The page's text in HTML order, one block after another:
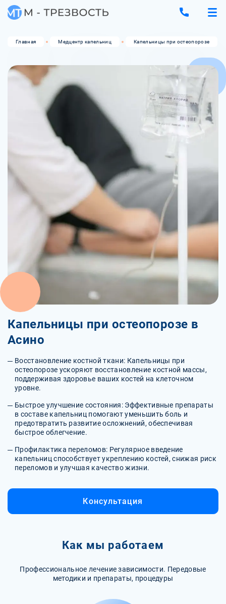
Главная Медцентр капельниц Капельницы при остеопорозе
Капельницы при остеопорозе в
Асино
Восстановление костной ткани: Капельницы при
остеопорозе ускоряют восстановление костной массы,
поддерживая здоровье ваших костей на клеточном
уровне.
Быстрое улучшение состояния: Эффективные препараты
в составе капельниц помогают уменьшить боль и
предотвратить развитие осложнений, обеспечивая
быстрое облегчение.
Профилактика переломов: Регулярное введение
капельниц способствует укреплению костей, снижая риск
переломов и улучшая качество жизни.
Консультация
Как мы работаем
Профессиональное лечение зависимости. Передовые
методики и препараты, процедуры